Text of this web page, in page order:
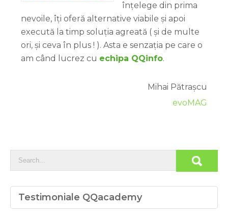
înțelege din prima
nevoile, îți oferă alternative viabile și apoi
execută la timp soluția agreată ( și de multe
ori, și ceva în plus ! ). Asta e senzația pe care o
am când lucrez cu echipa QQinfo.
Mihai Pătrașcu
evoMAG
Testimoniale QQacademy